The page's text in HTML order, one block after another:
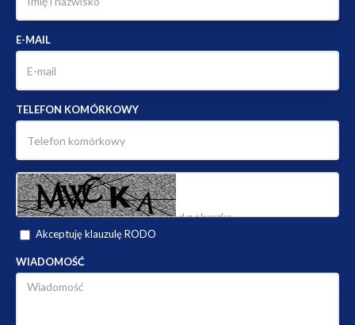
E-MAIL
TELEFON KOMÓRKOWY
Akceptuję klauzulę RODO
WIADOMOŚĆ